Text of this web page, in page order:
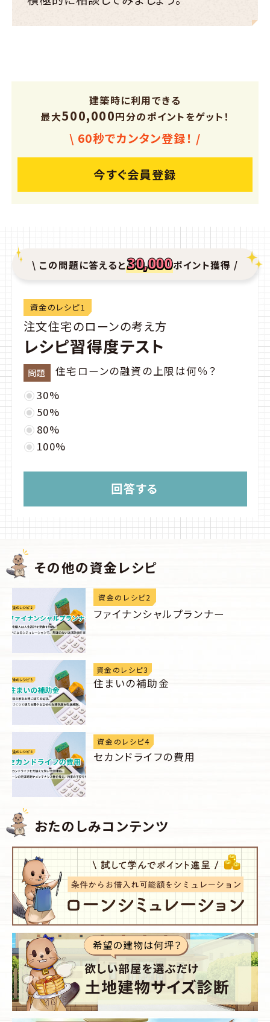
建築時に利用できる
最大500,000円分のポイントをゲット！
\ 60秒でカンタン登録！ /
今すぐ会員登録
\ この問題に答えると30,000ポイント獲得 /
資金のレシピ1
注文住宅のローンの考え方
レシピ習得度テスト
問題
住宅ローンの融資の上限は何％？
30%
50%
80%
100%
その他の資金レシピ
資金のレシピ2
ファイナンシャルプランナー
資金のレシピ3
住まいの補助金
資金のレシピ4
セカンドライフの費用
おたのしみコンテンツ